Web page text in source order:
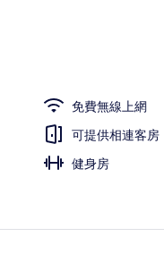
免費無線上網
可提供相連客房
健身房